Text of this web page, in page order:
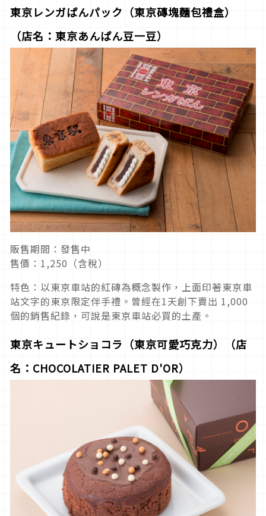
東京レンガぱんパック（東京磚塊麵包禮盒）
（店名：東京あんぱん豆一豆）
販售期間：發售中
售價：1,250（含稅）
特色：以東京車站的紅磚為概念製作，上面印著東京車
站文字的東京限定伴手禮。曾經在1天創下賣出 1,000
個的銷售紀錄，可說是東京車站必買的土產。
東京キュートショコラ（東京可愛巧克力）（店
名：CHOCOLATIER PALET D'OR）